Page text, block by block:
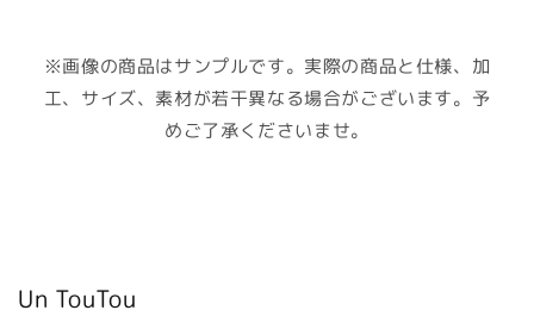
※画像の商品はサンプルです。実際の商品と仕様、加
工、サイズ、素材が若干異なる場合がございます。予
めご了承くださいませ。
Un TouTou